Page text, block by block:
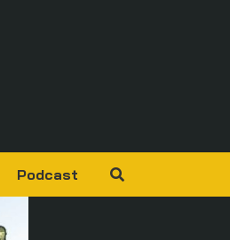
Podcast